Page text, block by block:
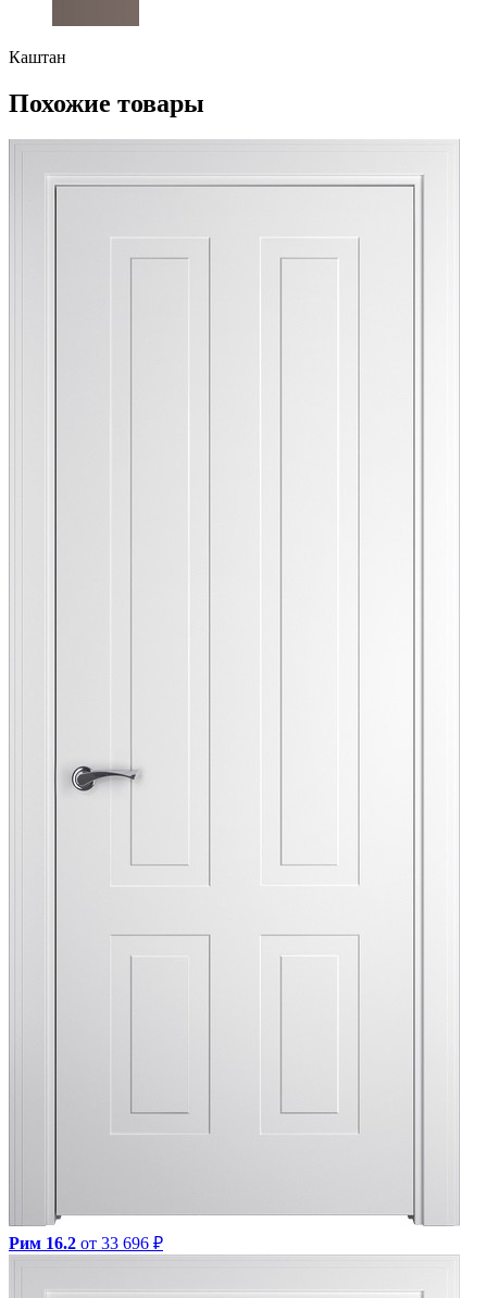
Каштан
Похожие товары
Рим 16.2 от 33 696 ₽